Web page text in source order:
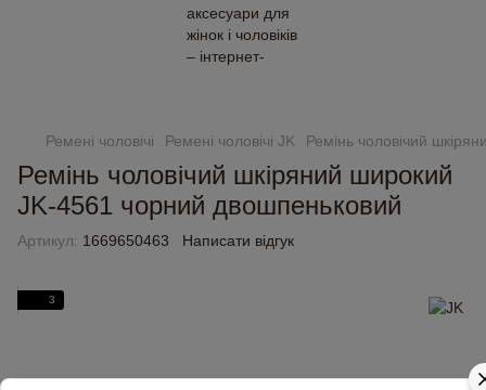
Ремені чоловічі Ремені чоловічі JK Ремінь чоловічий
Ремінь чоловічий шкіряний широкий
JK-4561 чорний двошпеньковий
Артикул: 1669650463 Написати відгук
3